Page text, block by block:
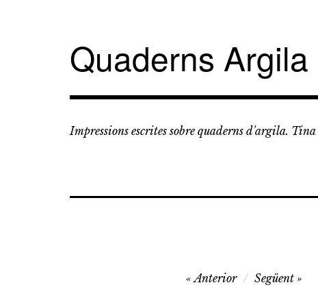
Quaderns Argila
Impressions escrites sobre quaderns d'argila.
Anterior Següent